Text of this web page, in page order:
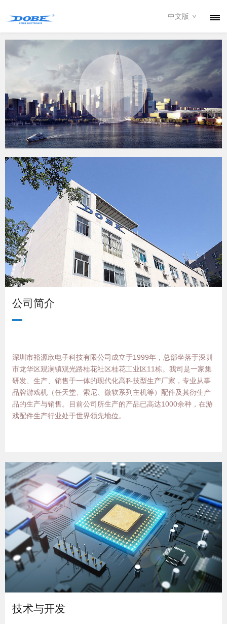
联系我们
下载专区
中文版
公司简介
深圳市裕源欣电子科技有限公司成立于1999年，总部坐落于深圳
市龙华区观澜镇观光路桂花社区桂花工业区11栋。 我司是一家集
研发、生产、销售于一体的现代化高科技型生产厂家，专业从事
品牌游戏机（任天堂、索尼、微软系列主机等）配件及其衍生产
品的生产与销售。目前公司所生产的产品已高达1000余种 ，在游
戏配件生产行业处于世界领先地位。
技术与开发